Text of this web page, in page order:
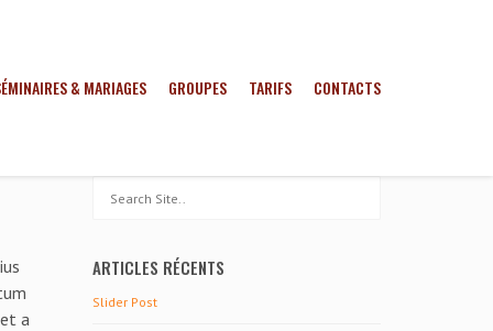
& MARIAGES GROUPES TARIFS CONTACTS
a
ARTICLES RÉCENTS
Slider Post